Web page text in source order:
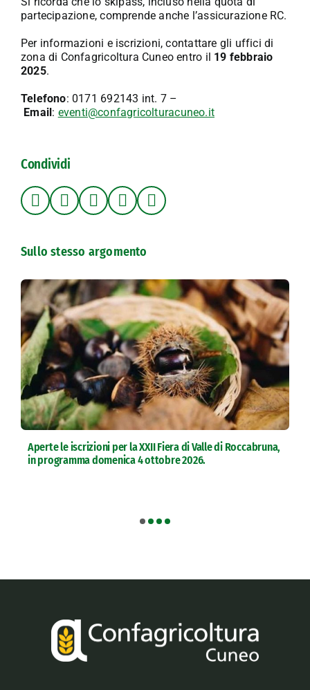
partecipazione, comprende anche l’assicurazione RC.
Per informazioni e iscrizioni, contattare gli uffici di
zona di Confagricoltura Cuneo entro il 19 febbraio
2025.
Telefono: 0171 692143 int. 7 –
Email: eventi@confagricolturacuneo.it
Condividi
Sullo stesso argomento
Aperte le iscrizioni per la XXII Fiera di Valle di Roccabruna,
in programma domenica 4 ottobre 2026.